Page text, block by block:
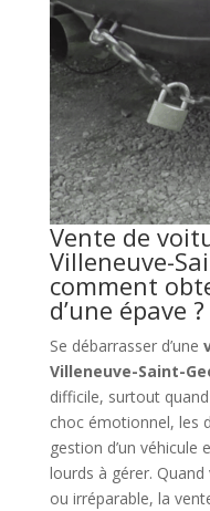
Vente de
Villeneuve-
comment
d’une épave ?
Se débarrasser d’une
Villeneuve-Saint-
difficile, surtout
choc émotionnel, les
gestion d’un
lourds à gérer.
ou irréparable, la